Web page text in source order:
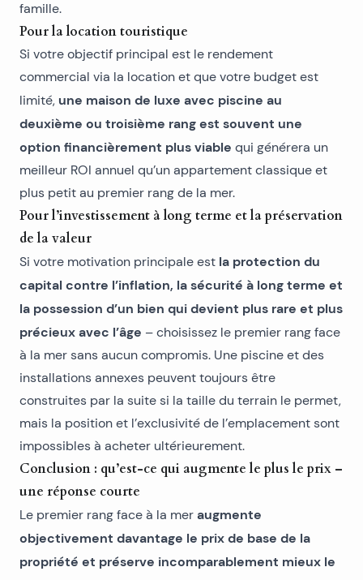
famille.
Pour la location touristique
Si votre objectif principal est le rendement
commercial via la location et que votre budget est
limité, une maison de luxe avec piscine au
deuxième ou troisième rang est souvent une
option financièrement plus viable qui générera un
meilleur ROI annuel qu’un appartement classique et
plus petit au premier rang de la mer.
Pour l’investissement à long terme et la préservation
de la valeur
Si votre motivation principale est la protection du
capital contre l’inflation, la sécurité à long terme et
la possession d’un bien qui devient plus rare et plus
précieux avec l’âge – choisissez le premier rang face
à la mer sans aucun compromis. Une piscine et des
installations annexes peuvent toujours être
construites par la suite si la taille du terrain le permet,
mais la position et l’exclusivité de l’emplacement sont
impossibles à acheter ultérieurement.
Conclusion : qu’est-ce qui augmente le plus le prix –
une réponse courte
Le premier rang face à la mer augmente
objectivement davantage le prix de base de la
propriété et préserve incomparablement mieux le